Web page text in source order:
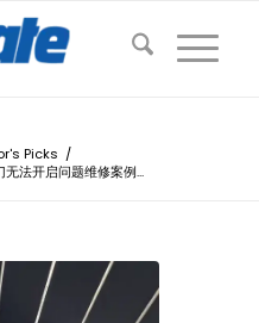
Picks /
法开启问题维修案例...